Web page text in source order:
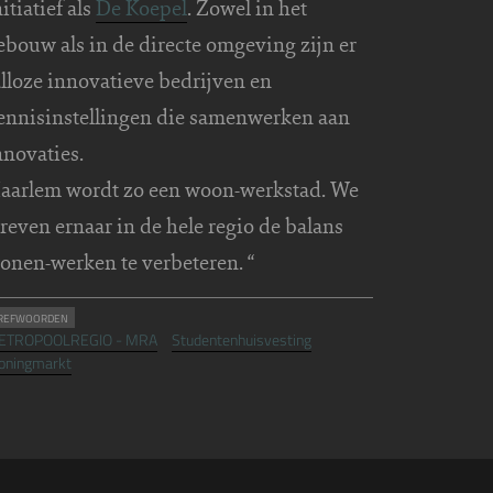
als De Koepel. Zowel in het
als in de directe omgeving zijn er
innovatieve bedrijven en
die samenwerken aan
wordt zo een woon-werkstad. We
ernaar in de hele regio de balans
werken te verbeteren. “
- MRA
Studentenhuisvesting